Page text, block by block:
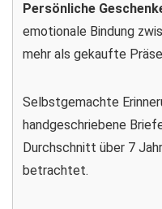
Persönliche
emotionale Bindung
mehr als gekaufte
Selbstgemachte
handgeschriebene
Durchschnitt über 7
betrachtet.